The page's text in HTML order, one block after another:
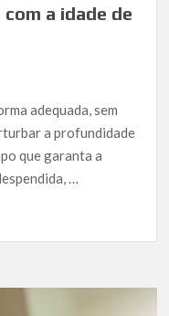
a idade de
adequada, sem
a profundidade
que garanta a
…